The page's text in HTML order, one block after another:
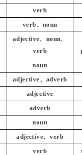
verb
verb、noun
adjective、noun、
verb
noun
adjective、adverb
adjective
adverb
noun
adjective、verb
verb